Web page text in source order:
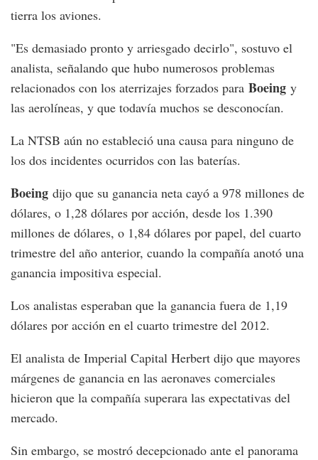
tierra los aviones.
"Es demasiado pronto y arriesgado decirlo", sostuvo el
analista, señalando que hubo numerosos problemas
relacionados con los aterrizajes forzados para Boeing y
las aerolíneas, y que todavía muchos se desconocían.
La NTSB aún no estableció una causa para ninguno de
los dos incidentes ocurridos con las baterías.
Boeing dijo que su ganancia neta cayó a 978 millones de
dólares, o 1,28 dólares por acción, desde los 1.390
millones de dólares, o 1,84 dólares por papel, del cuarto
trimestre del año anterior, cuando la compañía anotó una
ganancia impositiva especial.
Los analistas esperaban que la ganancia fuera de 1,19
dólares por acción en el cuarto trimestre del 2012.
El analista de Imperial Capital Herbert dijo que mayores
márgenes de ganancia en las aeronaves comerciales
hicieron que la compañía superara las expectativas del
mercado.
Sin embargo, se mostró decepcionado ante el panorama